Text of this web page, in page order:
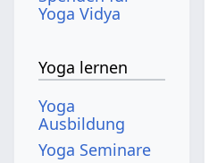
Yoga Vidya
Yoga lernen
Yoga
Ausbildung
Yoga Seminare